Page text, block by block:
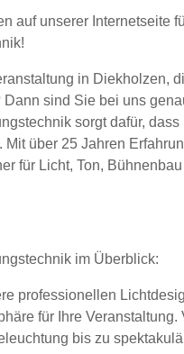
auf unserer Internetseite
in Diekholzen,
sind Sie bei uns
sorgt dafür, dass
Mit über 25 Jahren
für Licht, Ton,
im Überblick:
professionellen
für Ihre Veranstaltung.
bis zu